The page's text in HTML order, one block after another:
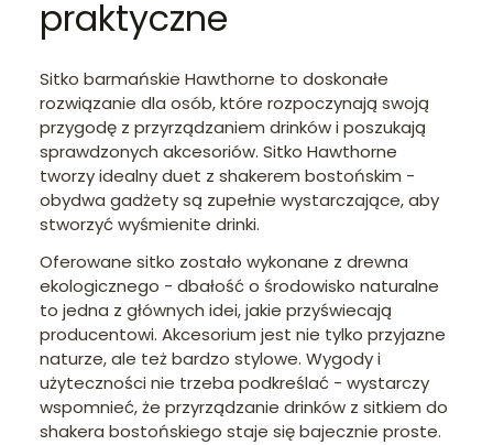
praktyczne
Sitko barmańskie Hawthorne to doskonałe
rozwiązanie dla osób, które rozpoczynają swoją
przygodę z przyrządzaniem drinków i poszukają
sprawdzonych akcesoriów. Sitko Hawthorne
tworzy idealny duet z shakerem bostońskim -
obydwa gadżety są zupełnie wystarczające, aby
stworzyć wyśmienite drinki.
Oferowane sitko zostało wykonane z drewna
ekologicznego - dbałość o środowisko naturalne
to jedna z głównych idei, jakie przyświecają
producentowi. Akcesorium jest nie tylko przyjazne
naturze, ale też bardzo stylowe. Wygody i
użyteczności nie trzeba podkreślać - wystarczy
wspomnieć, że przyrządzanie drinków z sitkiem do
shakera bostońskiego staje się bajecznie proste.